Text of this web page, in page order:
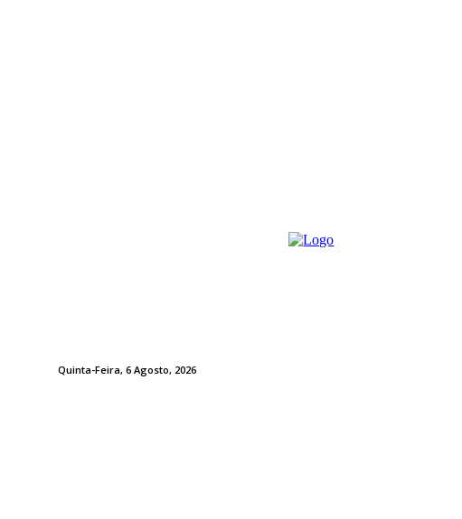
Quinta-Feira, 6 Agosto, 2026